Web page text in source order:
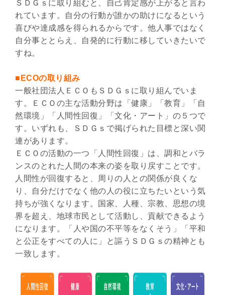
ＳＤＧｓに取り組むと、自己肯定感が上がると言わ
れています。自分の行動が誰かの助けになるという
喜びや達成感を得られるからです。他人事ではなく
自分事ととらえ、自発的に行動に移していきたいで
すね。
■ECOの取り組み
一般社団法人ＥＣＯもＳＤＧｓに取り組んでいま
す。ＥＣＯの主な活動分野は「健康」「教育」「自
然環境」「人間性回復」「文化・アート」の５つで
す。いずれも、ＳＤＧｓで掲げられた目標と深い関
連があります。
ＥＣＯの活動の一つ「人間性回復」は、調和とバラ
ンスのとれた人間の本来の姿を取り戻すことです。
人間性が回復すると、周りの人との関係が良くな
り、自分だけでなく他の人の役に立ちたいという気
持ちが強くなります。国家、人種、宗教、思想の境
界を超え、地球市民として活動し、貢献できるよう
になります。「人や国の不平等をなくそう」「平和
と公正をすべての人に」と謳うＳＤＧｓの精神とも
一致します。